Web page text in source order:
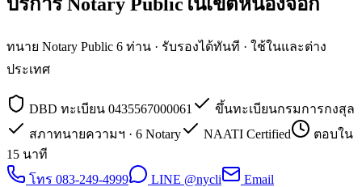
ทนาย Notary Public 6 ท่าน · รับรองได้ทันที · ใช้ในและต่าง
ประเทศ
DBD ทะเบียน 0435567000061
ขึ้นทะเบียนกรมการกงสุล
สภาทนายความฯ · 6 Notary
NAATI Certified
ตอบใน
15 นาที
โทร 083-249-4999
LINE @nycli
Email